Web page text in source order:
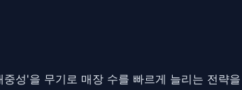
성'을 무기로 매장 수를 빠르게 늘리는 전략